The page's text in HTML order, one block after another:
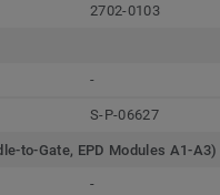
2702-0103
-
S-P-06627
to-Gate, EPD Modules A1-A3)
-